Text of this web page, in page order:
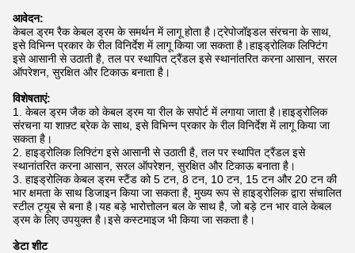
आवेदन:
केबल ड्रम रैक केबल ड्रम के समर्थन में लागू होता है।ट्रेपोजॉइडल संरचना के साथ,
इसे विभिन्न प्रकार के रील विनिर्देश में लागू किया जा सकता है।हाइड्रोलिक लिफ्टिंग
इसे आसानी से उठाती है, तल पर स्थापित ट्रैंडल इसे स्थानांतरित करना आसान, सरल
ऑपरेशन, सुरक्षित और टिकाऊ बनाता है।
विशेषताएं:
1. केबल ड्रम जैक को केबल ड्रम या रील के सपोर्ट में लगाया जाता है।हाइड्रोलिक
संरचना या शाफ़्ट ब्रेक के साथ, इसे विभिन्न प्रकार के रील विनिर्देश में लागू किया जा
सकता है।
2. हाइड्रोलिक लिफ्टिंग इसे आसानी से उठाती है, तल पर स्थापित ट्रैंडल इसे
स्थानांतरित करना आसान, सरल ऑपरेशन, सुरक्षित और टिकाऊ बनाता है।
3. हाइड्रोलिक केबल ड्रम स्टैंड को 5 टन, 8 टन, 10 टन, 15 टन और 20 टन की
भार क्षमता के साथ डिजाइन किया जा सकता है, मुख्य रूप से हाइड्रोलिक द्वारा संचालित
स्टील ट्यूब से बना है।यह बड़े भारोत्तोलन बल के साथ है, जो बड़े टन भार वाले केबल
ड्रम के लिए उपयुक्त है।इसे कस्टमाइज भी किया जा सकता है।
डेटा शीट